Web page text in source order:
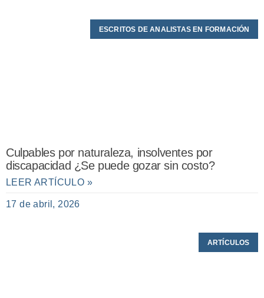
ESCRITOS DE ANALISTAS EN FORMACIÓN
Culpables por naturaleza, insolventes por
discapacidad ¿Se puede gozar sin costo?
LEER ARTÍCULO »
17 de abril, 2026
ARTÍCULOS